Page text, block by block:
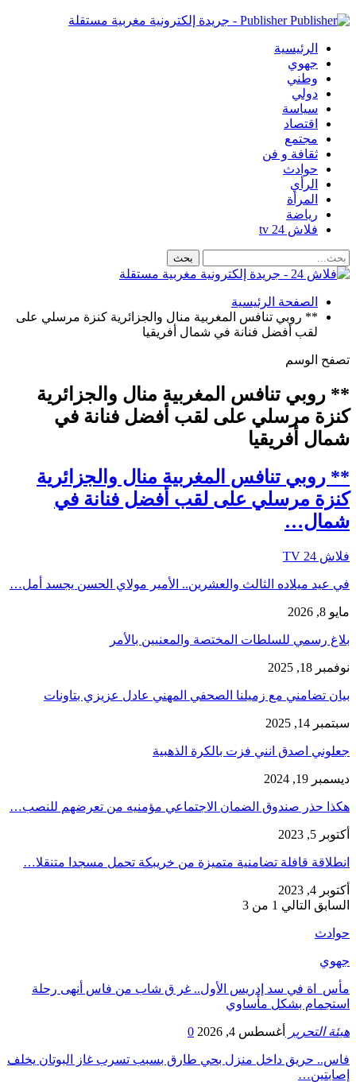
Publisher - جريدة إلكترونية مغربية مستقلة
الرئيسية
جهوي
وطني
دولي
سياسة
اقتصاد
مجتمع
ثقافة و فن
حوادث
الرأي
المرأة
رياضة
فلاش 24 tv
الصفحة الرئيسية
** روبي تنافس المغربية منال والجزائرية كنزة مرسلي على
لقب أفضل فنانة في شمال أفريقيا
تصفح الوسم
** روبي تنافس المغربية منال والجزائرية
كنزة مرسلي على لقب أفضل فنانة في
شمال أفريقيا
** روبي تنافس المغربية منال والجزائرية
كنزة مرسلي على لقب أفضل فنانة في
شمال…
فلاش 24 TV
في عيد ميلاده الثالث والعشرين.. الأمير مولاي الحسن يجسد أمل…
مايو 8, 2026
بلاغ رسمي للسلطات المختصة والمعنيين بالأمر
نوفمبر 18, 2025
بيان تضامني مع زميلنا الصحفي المهني عادل عزيزي بتاونات
سبتمبر 14, 2025
جعلوني اصدق انني فزت بالكرة الذهبية
ديسمبر 19, 2024
هكذا حذر صندوق الضمان الاجتماعي مؤمنيه من تعرضهم للنصب…
أكتوبر 5, 2023
انطلاقة قافلة تضامنية متميزة من خريبكة تحمل مسجدا متنقلا…
أكتوبر 4, 2023
السابق التالي 1 من 3
حوادث
جهوي
مأس_اة في سد إدريس الأول.. غر ق شاب من فاس أنهى رحلة
استجمام بشكل مأساوي
هيئة التحرير أغسطس 4, 2026 0
فاس.. حريق داخل منزل بحي طارق بسبب تسرب غاز البوتان يخلف
إصابتين…